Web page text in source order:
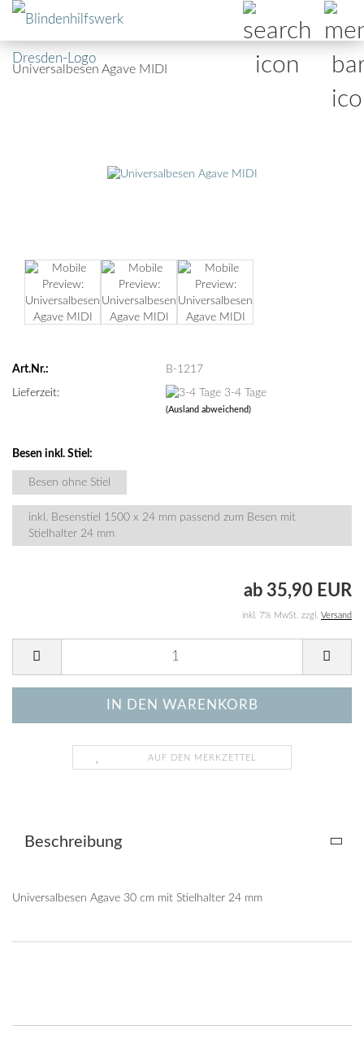
Universalbesen Agave MIDI
Art.Nr.: B-1217
Lieferzeit: 3-4 Tage
(Ausland abweichend)
Besen inkl. Stiel:
Besen ohne Stiel
inkl. Besenstiel 1500 x 24 mm passend zum Besen mit
Stielhalter 24 mm
ab 35,90 EUR
inkl. 7% MwSt. zzgl. Versand
AUF DEN MERKZETTEL
Beschreibung
Universalbesen Agave 30 cm mit Stielhalter 24 mm